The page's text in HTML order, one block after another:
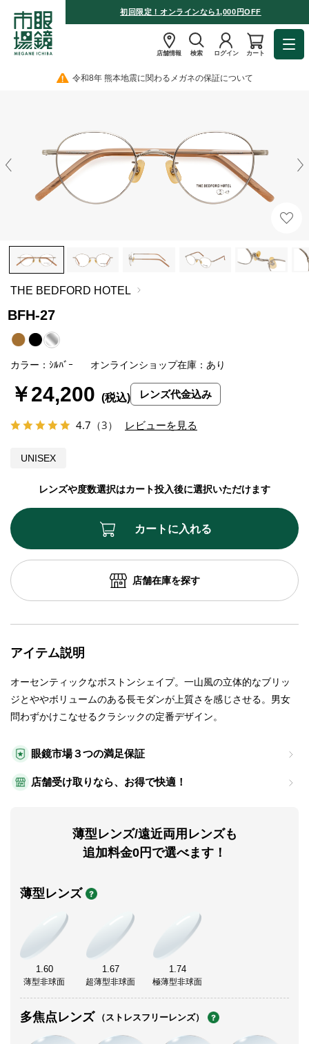
初回限定！オンラインなら1,000円OFF
店舗情報 検索 ログイン カート
令和8年 熊本地震に関わるメガネの保証について
THE BEDFORD HOTEL
BFH-27
4.7 （3） レビューを見る
UNISEX
カラー：ｼﾙﾊﾞｰ オンラインショップ在庫：あり
レンズや度数選択はカート投入後に選択いただけます
￥24,200 レンズ代金込み
眼鏡市場３つの満足保証
店舗受け取りなら、お得で快適！
薄型レンズ/遠近両用レンズも
追加料金0円で選べます！
薄型レンズ
1.60
薄型非球面
1.67
超薄型非球面
1.74
極薄型非球面
多焦点レンズ （ストレスフリーレンズ）
カートに入れる
店舗在庫を探す
アイテム説明
オーセンティックなボストンシェイプ。一山風の立体的なブリッ
ジとややボリュームのある長モダンが上質さを感じさせる。男女
問わずかけこなせるクラシックの定番デザイン。